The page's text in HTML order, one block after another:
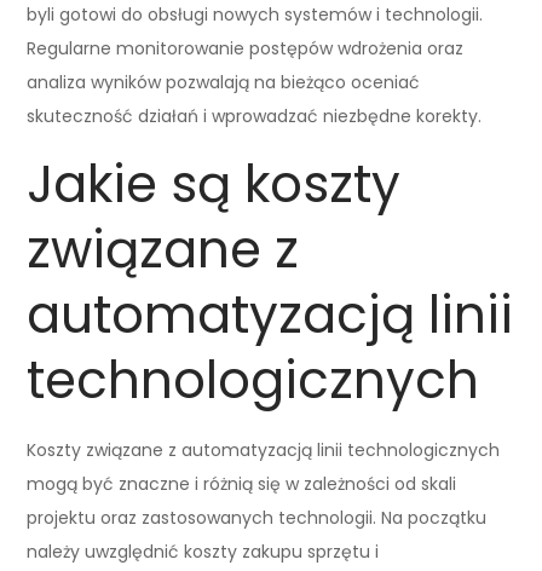
byli gotowi do obsługi nowych systemów i technologii.
Regularne monitorowanie postępów wdrożenia oraz
analiza wyników pozwalają na bieżąco oceniać
skuteczność działań i wprowadzać niezbędne korekty.
Jakie są koszty
związane z
automatyzacją linii
technologicznych
Koszty związane z automatyzacją linii technologicznych
mogą być znaczne i różnią się w zależności od skali
projektu oraz zastosowanych technologii. Na początku
należy uwzględnić koszty zakupu sprzętu i